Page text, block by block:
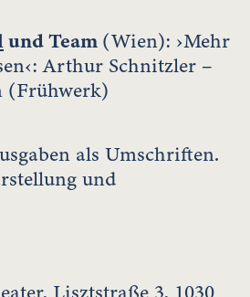
und Team (Wien): ›Mehr
Arthur Schnitzler –
(Frühwerk)
als Umschriften.
und